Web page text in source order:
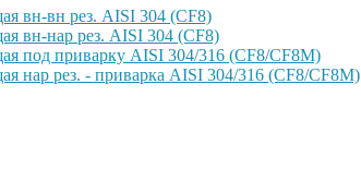
вн-вн рез. AISI 304 (CF8)
вн-нар рез. AISI 304 (CF8)
под приварку AISI 304/316 (CF8/CF8M)
нар рез. - приварка AISI 304/316 (CF8/CF8M)